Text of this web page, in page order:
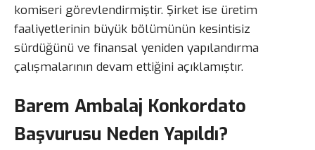
komiseri görevlendirmiştir. Şirket ise üretim
faaliyetlerinin büyük bölümünün kesintisiz
sürdüğünü ve finansal yeniden yapılandırma
çalışmalarının devam ettiğini açıklamıştır.
Barem Ambalaj Konkordato
Başvurusu Neden Yapıldı?